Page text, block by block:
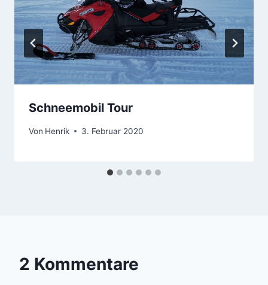
Schneemobil Tour
Von Henrik 3. Februar 2020
2 Kommentare